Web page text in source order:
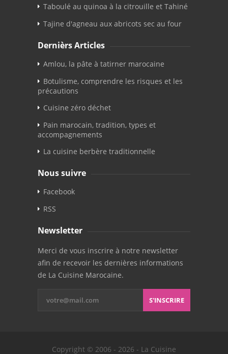
Taboulé au quinoa à la citrouille et Tahiné
Tajine d'agneau aux abricots sec au four
Dernièrs Articles
Amlou, la pâte à tatirner marocaine
Botulisme, comprendre les risques et les
précautions
Cuisine zéro déchet
Pain marocain, tradition, types et
accompagnements
La cuisine berbère traditionnelle
Nous suivre
Facebook
RSS
Newsletter
Merci de vous inscrire à notre newsletter
afin de recevoir les dernières informations
de La Cuisine Marocaine.
S'INSCRIRE
Copyright © 2006 - 2026 - La Cuisine